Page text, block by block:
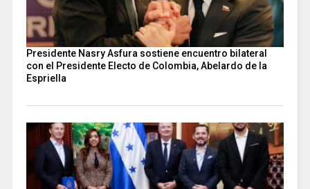
Presidente Nasry Asfura sostiene encuentro bilateral
con el Presidente Electo de Colombia, Abelardo de la
Espriella